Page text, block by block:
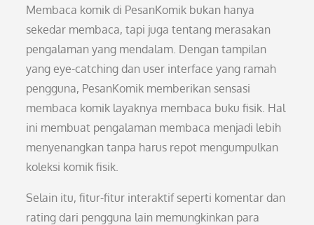
Membaca komik di PesanKomik bukan hanya
sekedar membaca, tapi juga tentang merasakan
pengalaman yang mendalam. Dengan tampilan
yang eye-catching dan user interface yang ramah
pengguna, PesanKomik memberikan sensasi
membaca komik layaknya membaca buku fisik. Hal
ini membuat pengalaman membaca menjadi lebih
menyenangkan tanpa harus repot mengumpulkan
koleksi komik fisik.
Selain itu, fitur-fitur interaktif seperti komentar dan
rating dari pengguna lain memungkinkan para